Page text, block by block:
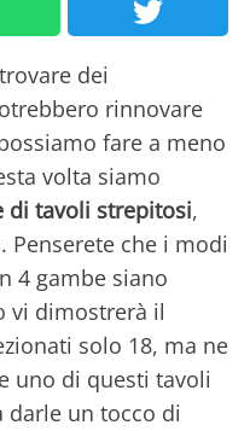
dei
rinnovare
fare a meno
volta siamo
di tavoli strepitosi,
Penserete che i modi
4 gambe siano
vi dimostrerà il
solo 18, ma ne
uno di questi tavoli
darle un tocco di